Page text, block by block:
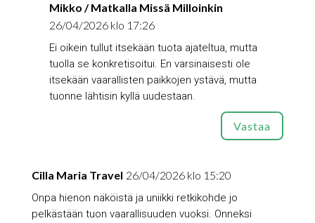
Mikko / Matkalla Missä Milloinkin
26/04/2026 klo 17:26
Ei oikein tullut itsekään tuota ajateltua, mutta
tuolla se konkretisoitui. En varsinaisesti ole
itsekään vaarallisten paikkojen ystävä, mutta
tuonne lähtisin kyllä uudestaan.
Vastaa
Cilla Maria Travel 26/04/2026 klo 15:20
Onpa hienon näköistä ja uniikki retkikohde jo
pelkästään tuon vaarallisuuden vuoksi. Onneksi